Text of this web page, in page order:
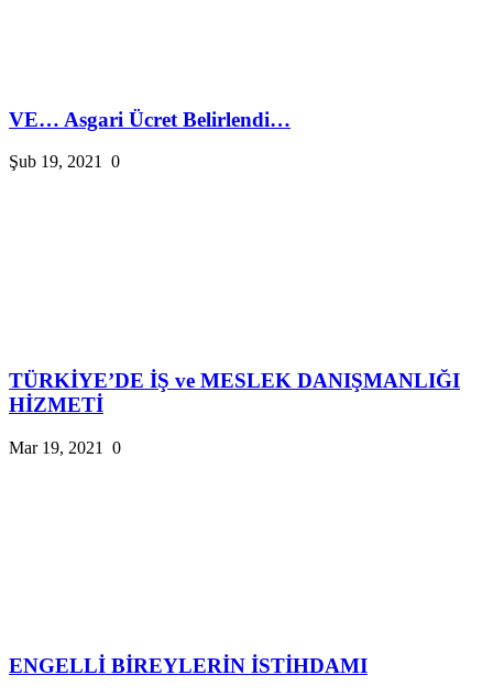
VE… Asgari Ücret Belirlendi…
Şub 19, 2021 0
TÜRKİYE’DE İŞ ve MESLEK DANIŞMANLIĞI
HİZMETİ
Mar 19, 2021 0
ENGELLİ BİREYLERİN İSTİHDAMI